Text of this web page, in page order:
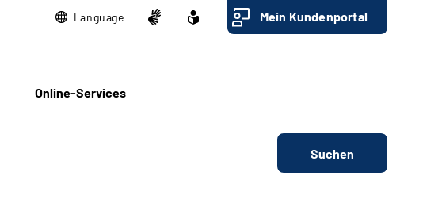
Language Mein Kundenportal
Online-Services
Suchen